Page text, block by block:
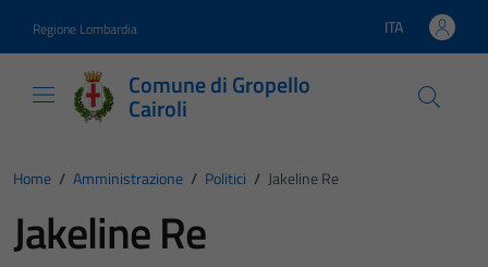
Regione Lombardia Lingua attiva:
ITA
Comune di Gropello
Cairoli
Home / Amministrazione / Politici / Jakeline Re
Jakeline Re